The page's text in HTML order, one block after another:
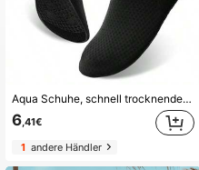
Aqua Schuhe, schnell trocknende barfuß Wasser Yoga Socken, unisex Strand Schwimmen Surfschuhe, Strand Essentials, Strand Accessoires, Pool Schwimmhilfen, Strand Grundausstattung
6,41€
1andere Händler